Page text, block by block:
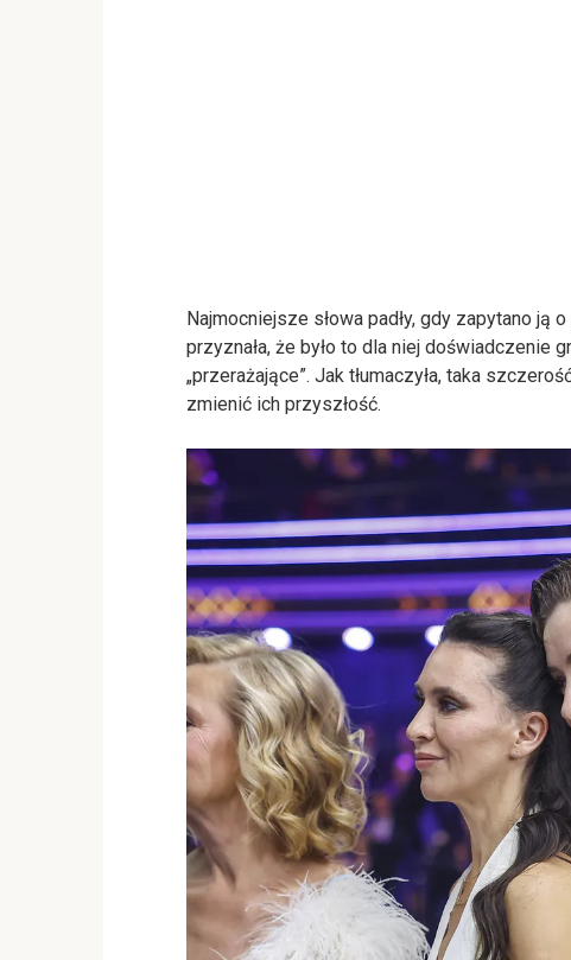
Najmocniejsze słowa padły, gdy zapytano ją
przyznała, że było to dla niej doświadczenie
„przerażające”. Jak tłumaczyła, taka
zmienić ich przyszłość.